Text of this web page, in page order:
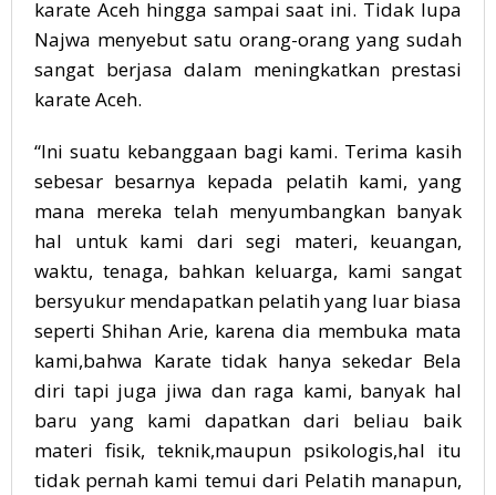
karate Aceh hingga sampai saat ini. Tidak lupa
Najwa menyebut satu orang-orang yang sudah
sangat berjasa dalam meningkatkan prestasi
karate Aceh.
“Ini suatu kebanggaan bagi kami. Terima kasih
sebesar besarnya kepada pelatih kami, yang
mana mereka telah menyumbangkan banyak
hal untuk kami dari segi materi, keuangan,
waktu, tenaga, bahkan keluarga, kami sangat
bersyukur mendapatkan pelatih yang luar biasa
seperti Shihan Arie, karena dia membuka mata
kami,bahwa Karate tidak hanya sekedar Bela
diri tapi juga jiwa dan raga kami, banyak hal
baru yang kami dapatkan dari beliau baik
materi fisik, teknik,maupun psikologis,hal itu
tidak pernah kami temui dari Pelatih manapun,